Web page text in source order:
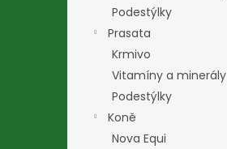
Podestýlky
Prasata
Krmivo
Vitamíny a minerály
Podestýlky
Koně
Nova Equi